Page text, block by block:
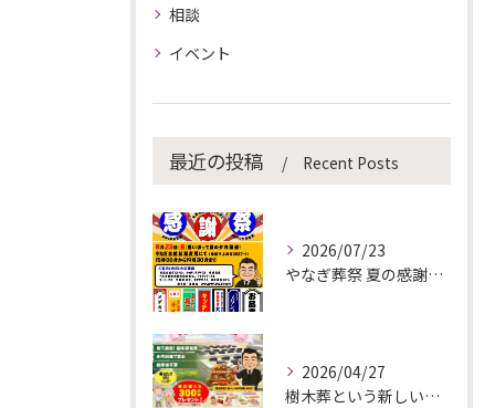
相談
イベント
最近の投稿 Recent Posts
2026/07/23
やなぎ葬祭 夏の感謝祭を開催します！
2026/04/27
樹木葬という新しい選択